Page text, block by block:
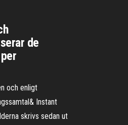
de
och enligt
Instant
skrivs sedan ut